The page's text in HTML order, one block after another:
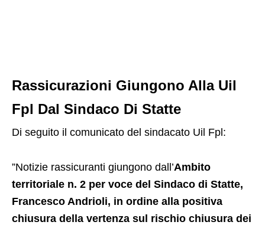
Rassicurazioni Giungono Alla Uil
Fpl Dal Sindaco Di Statte
Di seguito il comunicato del sindacato Uil Fpl:
”Notizie rassicuranti giungono dall’Ambito
territoriale n. 2 per voce del Sindaco di Statte,
Francesco Andrioli, in ordine alla positiva
chiusura della vertenza sul rischio chiusura dei